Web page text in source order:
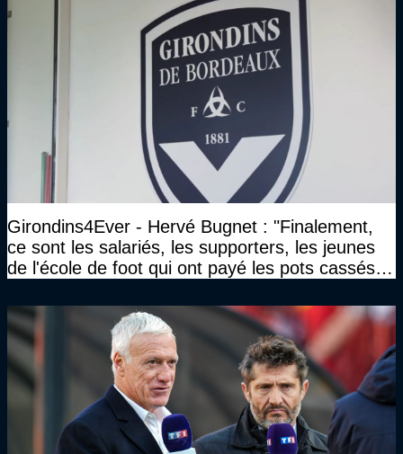
Girondins4Ever - Hervé Bugnet : "Finalement,
ce sont les salariés, les supporters, les jeunes
de l'école de foot qui ont payé les pots cassés